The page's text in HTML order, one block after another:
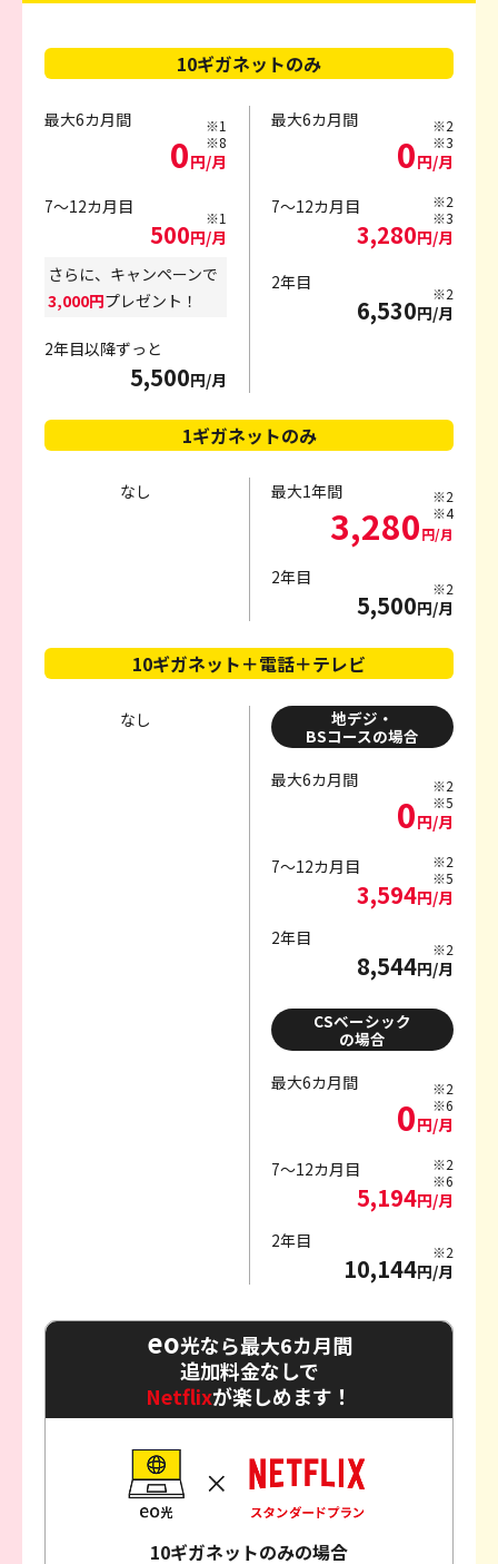
10ギガネットのみ
最大6カ月間
0円/月
※1
※8
7～12カ月目
500円/月
※1
さらに、キャンペーンで
3,000円プレゼント！
2年目以降ずっと
5,500円/月
最大6カ月間
0円/月
※2
※3
7～12カ月目
3,280円/月
※2
※3
2年目
6,530円/月
※2
1ギガネットのみ
なし 最大1年間
3,280円/月
※2
※4
2年目
5,500円/月
※2
10ギガネット＋電話＋テレビ
なし
地デジ・
BSコースの場合
最大6カ月間
0円/月
※2
※5
7～12カ月目
3,594円/月
※2
※5
2年目
8,544円/月
※2
CSベーシック
の場合
最大6カ月間
0円/月
※2
※6
7～12カ月目
5,194円/月
※2
※6
2年目
10,144円/月
※2
eo光なら最大6カ月間
追加料金なしで
Netflixが楽しめます！
10ギガネットのみの場合